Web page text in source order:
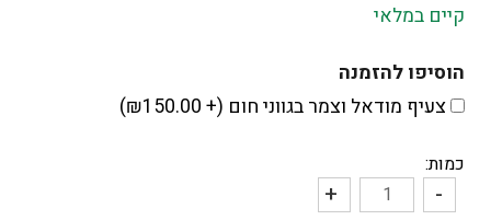
קיים במלאי
הוסיפו להזמנה
צעיף מודאל וצמר בגווני חום (+
₪150.00
)
כמות:
כמות
-
+